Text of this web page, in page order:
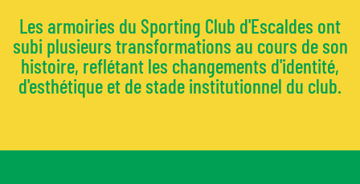
Les armoiries du Sporting Club d'Escaldes ont
subi plusieurs transformations au cours de son
histoire, reflétant les changements d'identité,
d'esthétique et de stade institutionnel du club.